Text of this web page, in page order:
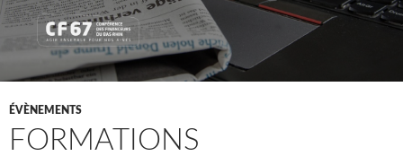
ÉVÈNEMENTS
FORMATIONS